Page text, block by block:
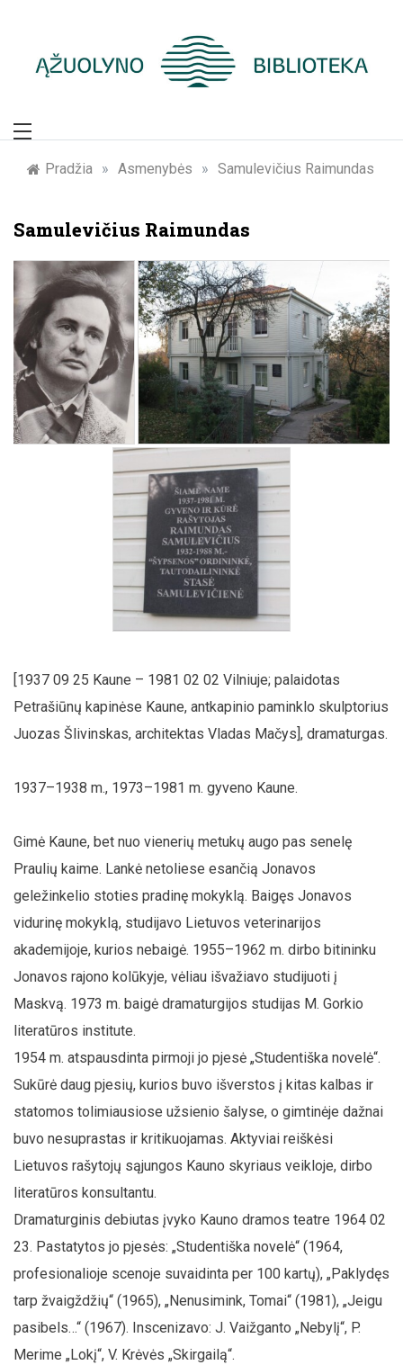
Žymūs Kauno
žmonės: atminimo
įamžinimas
Pradžia » Asmenybės » Samulevičius Raimundas
Samulevičius Raimundas
[1937 09 25 Kaune – 1981 02 02 Vilniuje; palaidotas
Petrašiūnų kapinėse Kaune, antkapinio paminklo skulptorius
Juozas Šlivinskas, architektas Vladas Mačys], dramaturgas.
1937–1938 m., 1973–1981 m. gyveno Kaune.
Gimė Kaune, bet nuo vienerių metukų augo pas senelę
Praulių kaime. Lankė netoliese esančią Jonavos
geležinkelio stoties pradinę mokyklą. Baigęs Jonavos
vidurinę mokyklą, studijavo Lietuvos veterinarijos
akademijoje, kurios nebaigė. 1955–1962 m. dirbo bitininku
Jonavos rajono kolūkyje, vėliau išvažiavo studijuoti į
Maskvą. 1973 m. baigė dramaturgijos studijas M. Gorkio
literatūros institute.
1954 m. atspausdinta pirmoji jo pjesė „Studentiška novelė“.
Sukūrė daug pjesių, kurios buvo išverstos į kitas kalbas ir
statomos tolimiausiose užsienio šalyse, o gimtinėje dažnai
buvo nesuprastas ir kritikuojamas. Aktyviai reiškėsi
Lietuvos rašytojų sąjungos Kauno skyriaus veikloje, dirbo
literatūros konsultantu.
Dramaturginis debiutas įvyko Kauno dramos teatre 1964 02
23. Pastatytos jo pjesės: „Studentiška novelė“ (1964,
profesionalioje scenoje suvaidinta per 100 kartų), „Paklydęs
tarp žvaigždžių“ (1965), „Nenusimink, Tomai“ (1981), „Jeigu
pasibels…“ (1967). Inscenizavo: J. Vaižganto „Nebylį“, P.
Merime „Lokį“, V. Krėvės „Skirgailą“.